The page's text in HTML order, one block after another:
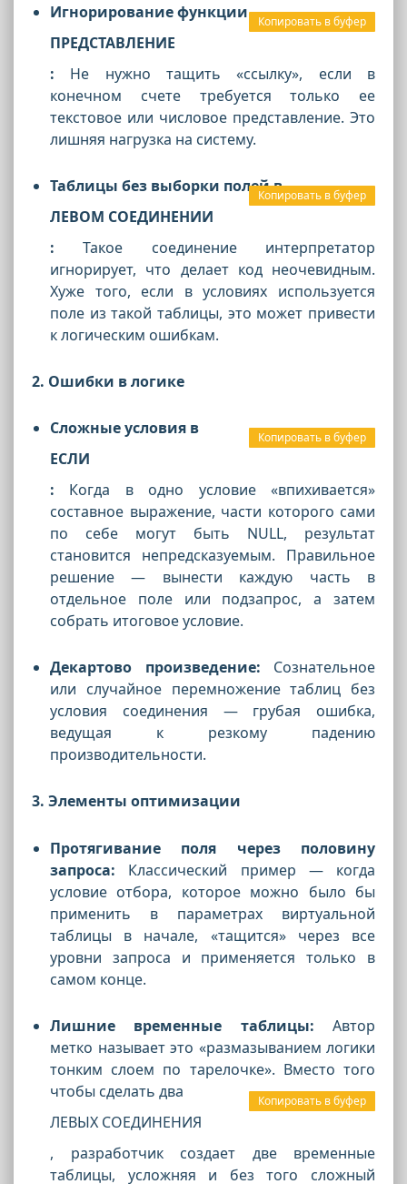
Игнорирование функции
ПРЕДСТАВЛЕНИЕ
Копировать в буфер
: Не нужно тащить «ссылку», если в
конечном счете требуется только ее
текстовое или числовое представление. Это
лишняя нагрузка на систему.
Таблицы без выборки полей в
ЛЕВОМ СОЕДИНЕНИИ
Копировать в буфер
: Такое соединение интерпретатор
игнорирует, что делает код неочевидным.
Хуже того, если в условиях используется
поле из такой таблицы, это может привести
к логическим ошибкам.
2. Ошибки в логике
Сложные условия в
ЕСЛИ
Копировать в буфер
: Когда в одно условие «впихивается»
составное выражение, части которого сами
по себе могут быть NULL, результат
становится непредсказуемым. Правильное
решение — вынести каждую часть в
отдельное поле или подзапрос, а затем
собрать итоговое условие.
Декартово произведение: Сознательное
или случайное перемножение таблиц без
условия соединения — грубая ошибка,
ведущая к резкому падению
производительности.
3. Элементы оптимизации
Протягивание поля через половину
запроса: Классический пример — когда
условие отбора, которое можно было бы
применить в параметрах виртуальной
таблицы в начале, «тащится» через все
уровни запроса и применяется только в
самом конце.
Лишние временные таблицы: Автор
метко называет это «размазыванием логики
тонким слоем по тарелочке». Вместо того
чтобы сделать два
ЛЕВЫХ СОЕДИНЕНИЯ
Копировать в буфер
, разработчик создает две временные
таблицы, усложняя и без того сложный